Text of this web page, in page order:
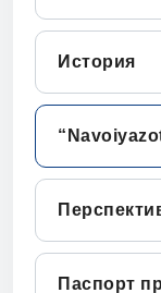
История
Паспорт